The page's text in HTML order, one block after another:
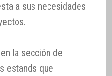
a sus necesidades
la sección de
estands que